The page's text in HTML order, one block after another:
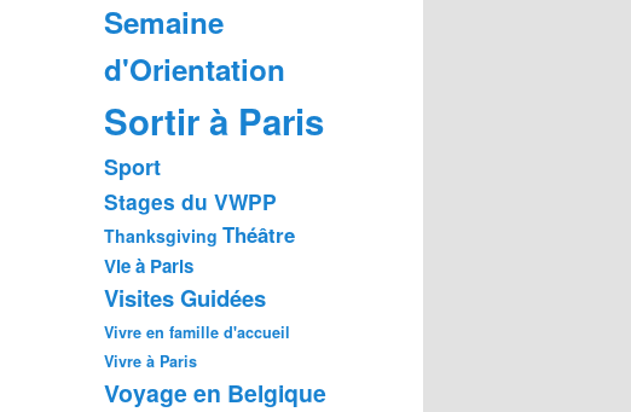
Semaine
d'Orientation
Sortir à Paris
Sport
Stages du VWPP
Thanksgiving Théâtre
Vie à Paris
Visites Guidées
Vivre en famille d'accueil
Vivre à Paris
Voyage en Belgique